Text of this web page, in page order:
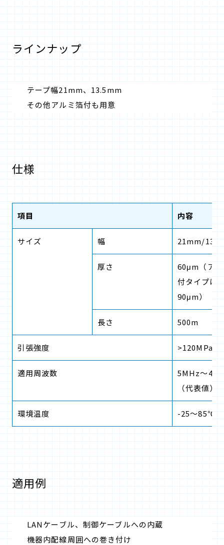
ラインナップ
テープ幅21mm、13.5mm
その他アルミ箔付も用意
仕様
項目 内容
サイズ 幅 21mm/
厚さ
60μm（ア
付タイプは
90μm）
長さ 500m
引張強度 >120MPa
適用周波数
5MHz～
（代表値）
環境温度 -25～85℃
適用例
LANケーブル、制御ケーブルへの内蔵
機器内配線周囲への巻き付け